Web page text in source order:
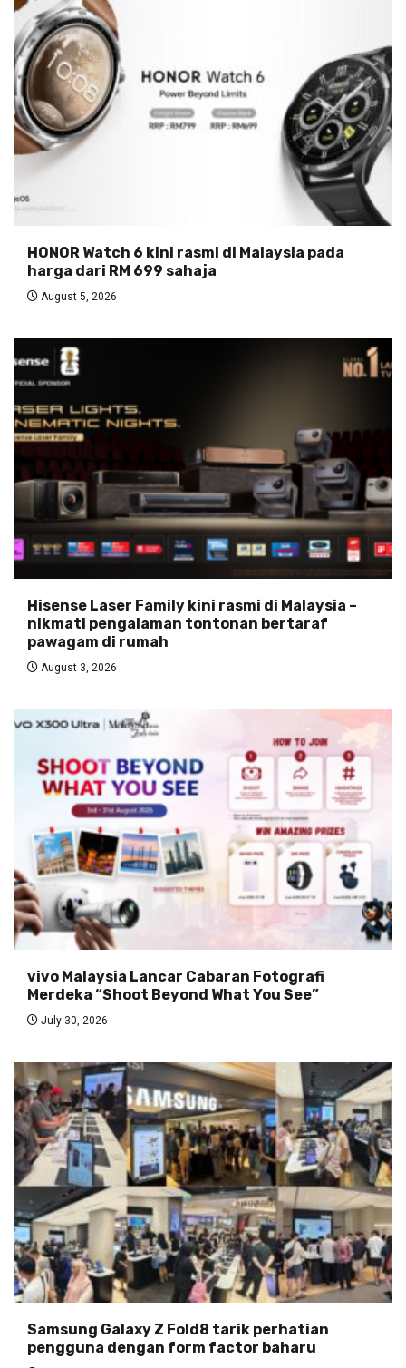
HONOR Watch 6 kini rasmi di Malaysia pada
harga dari RM 699 sahaja
August 5, 2026
Hisense Laser Family kini rasmi di Malaysia –
nikmati pengalaman tontonan bertaraf
pawagam di rumah
August 3, 2026
vivo Malaysia Lancar Cabaran Fotografi
Merdeka “Shoot Beyond What You See”
July 30, 2026
Samsung Galaxy Z Fold8 tarik perhatian
pengguna dengan form factor baharu